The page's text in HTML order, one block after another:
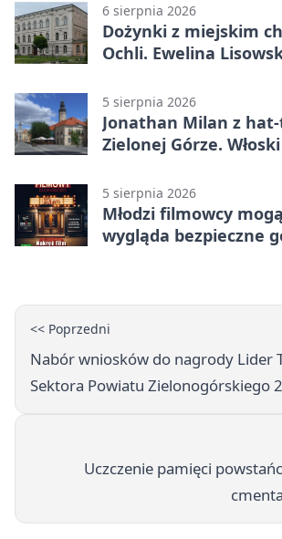
6 sierpnia 2026
Dożynki z miejskim
Ochli. Ewelina
5 sierpnia 2026
Jonathan Milan z
Zielonej Górze.
5 sierpnia 2026
Młodzi filmowcy
wygląda bezpieczne
<< Poprzedni
Nabór wniosków do nagrody Lider
Sektora Powiatu Zielonogórskiego
Uczczenie pamięci